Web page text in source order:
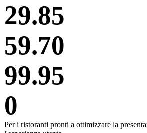
29.85
59.70
99.95
0
Per i ristoranti pronti a ottimizzare la